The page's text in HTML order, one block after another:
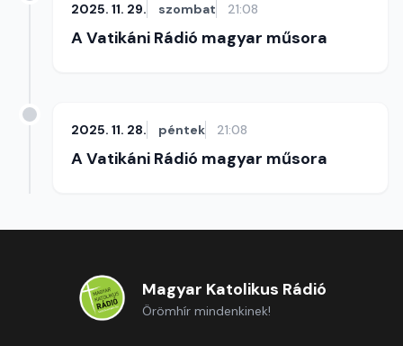
2025. 11. 29. szombat 21:08
A Vatikáni Rádió magyar műsora
2025. 11. 28. péntek 21:08
A Vatikáni Rádió magyar műsora
Magyar Katolikus Rádió
Örömhír mindenkinek!